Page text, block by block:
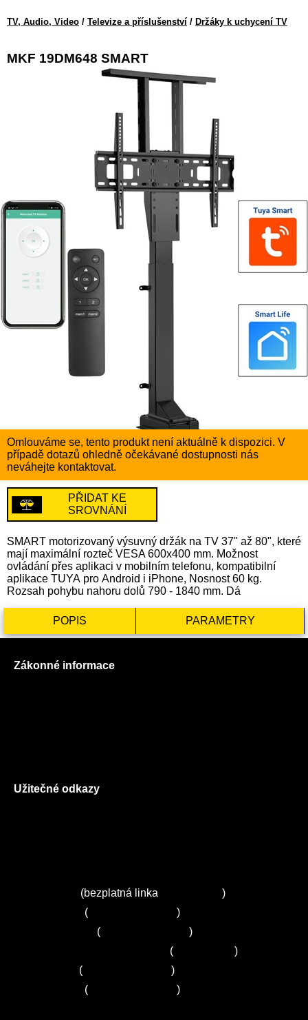
TV, Audio, Video / Televize a příslušenství / Držáky k uchycení TV
MKF 19DM648 SMART
EAN13: 8592359010721
Omlouváme se, tento produkt není aktuálně k dispozici. V
případě dotazů ohledně očekávané dostupnosti nás
neváhejte kontaktovat.
PŘIDAT KE
SROVNÁNÍ
SMART motorizovaný výsuvný držák na TV 37" až 80", které
mají maximální rozteč VESA 600x400 mm. Možnost
ovládání přes aplikaci v mobilním telefonu, kompatibilní
aplikace TUYA pro Android i iPhone, Nosnost 60 kg.
Rozsah pohybu nahoru dolů 790 - 1840 mm. Dá
POPIS PARAMETRY
Zákonné informace
Užitečné odkazy
(bezplatná linka
)
(
)
(
)
(
)
(
)
( )